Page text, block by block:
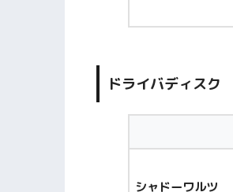
ドライバディスク
シャドーワルツ